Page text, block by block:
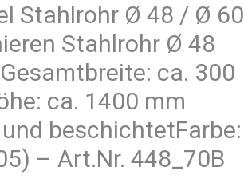
Stahlrohr Ø 48 / Ø 60
Stahlrohr Ø 48
ca. 300
ca. 1400 mm
beschichtetFarbe:
– Art.Nr. 448_70B